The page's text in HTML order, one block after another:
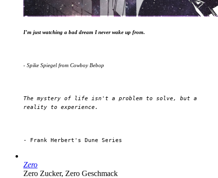
I’m just watching a bad dream I never wake up from.
- Spike Spiegel from Cowboy Bebop
The mystery of life isn't a problem to solve, but a
reality to experience.
- Frank Herbert's Dune Series
Zero
Zero Zucker, Zero Geschmack